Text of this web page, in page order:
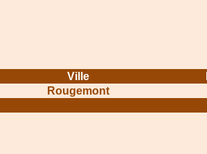
Ville
Rougemont